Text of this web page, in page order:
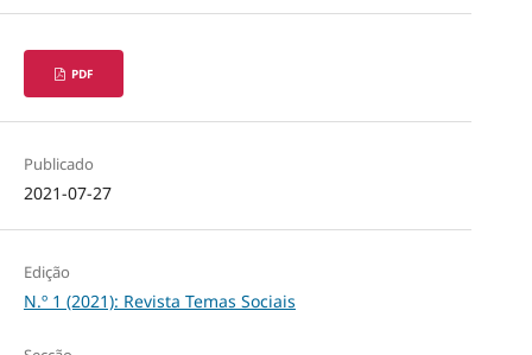
PDF
Publicado
2021-07-27
Edição
N.º 1 (2021): Revista Temas Sociais